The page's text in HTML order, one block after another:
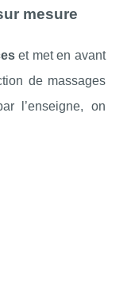
mesure
et met en avant
de massages
l’enseigne, on